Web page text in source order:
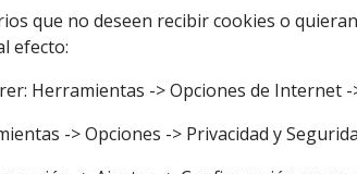
que no deseen recibir cookies o
efecto:
Herramientas -> Opciones de Internet -
-> Opciones -> Privacidad y